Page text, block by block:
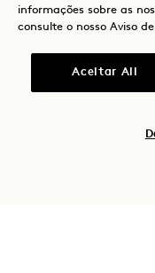
OUTROS
informações sobre as
consulte o nosso Aviso
Aceitar All